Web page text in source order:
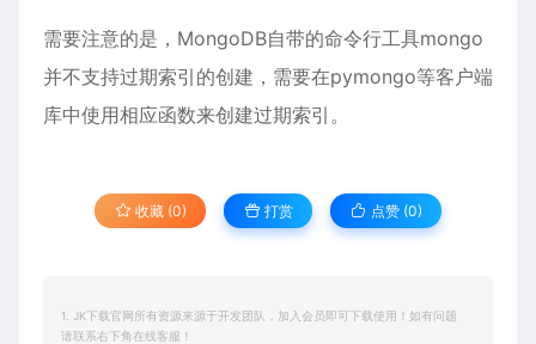
需要注意的是，MongoDB自带的命令行工具mongo
并不支持过期索引的创建，需要在pymongo等客户端
库中使用相应函数来创建过期索引。
收藏 (0) 打赏 点赞 (0)
1. JK下载官网所有资源来源于开发团队，加入会员即可下载使用！如有问题
请联系右下角在线客服！